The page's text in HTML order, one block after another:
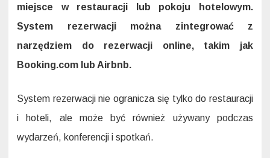
miejsce w restauracji lub pokoju hotelowym.
System rezerwacji można zintegrować z
narzędziem do rezerwacji online, takim jak
Booking.com lub Airbnb.
System rezerwacji nie ogranicza się tylko do restauracji
i hoteli, ale może być również używany podczas
wydarzeń, konferencji i spotkań.